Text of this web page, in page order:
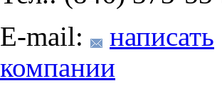
E-mail:
написать
компании